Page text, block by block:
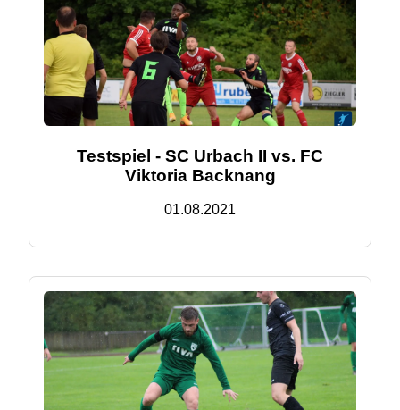
Testspiel - SC Urbach II vs. FC
Viktoria Backnang
01.08.2021